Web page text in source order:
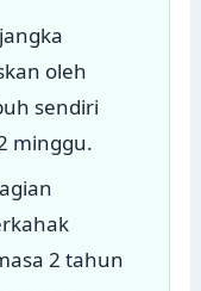
oleh
sendiri
minggu.
2 tahun